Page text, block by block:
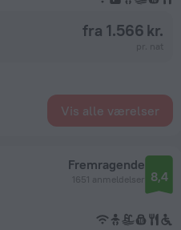
fra 1.566 kr.
Vis alle værelser
Fremragende
1651 anmeldelser 8,4